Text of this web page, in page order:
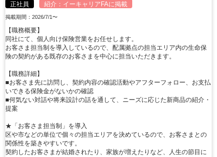
正社員 紹介： イーキャリアFAに掲載
掲載期間：2026/7/1〜
【職務概要】
同社にて、個人向け保険営業をお任せします。
お客さま担当制を導入しているので、配属拠点の担当エリア内の生命保
険の契約がある既存のお客さまを中心に担当いただきます。
【職務詳細】
■お客さま先に訪問し、契約内容の確認活動やアフターフォロー、お支払
いできる保険金がないかの確認
■何気ない対話や将来設計の話を通して、ニーズに応じた新商品の紹介・
提案
★「お客さま担当制」を導入
区や市などの単位で個々の担当エリアを決めているので、お客さまとの
関係性を築きやすいです。
契約したお客さまが結婚されたり、家族が増えたりなど、人生の節目に